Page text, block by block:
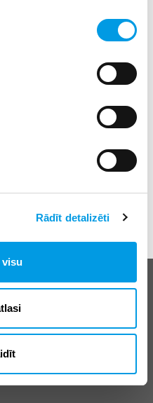
Rādīt detalizēti